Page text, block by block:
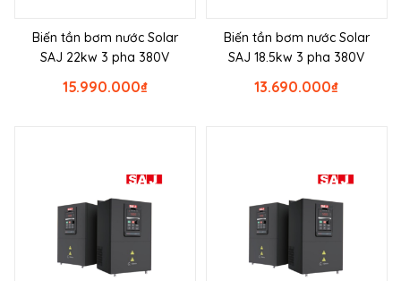
Biến tần bơm nước Solar
SAJ 22kw 3 pha 380V
₫
15.990.000
Biến tần bơm nước Solar
SAJ 18.5kw 3 pha 380V
₫
13.690.000